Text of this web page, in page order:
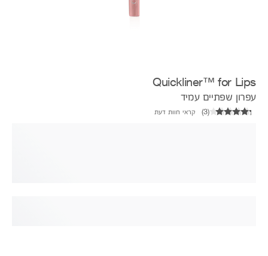
Quickliner™ for Lips
עפרון שפתיים עמיד
(
3
) קראי חוות דעת